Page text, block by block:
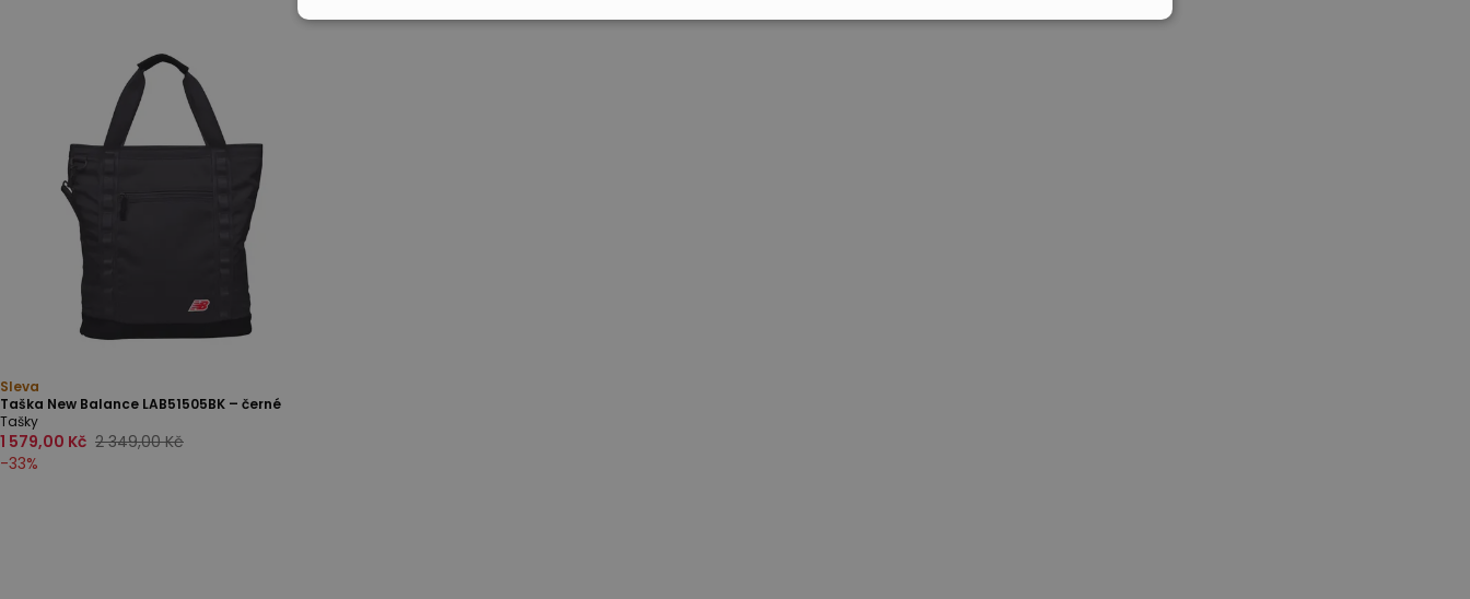
Sleva
Taška New Balance LAB51505BK – černé
Tašky
1 579,00 Kč 2 349,00 Kč
-33%